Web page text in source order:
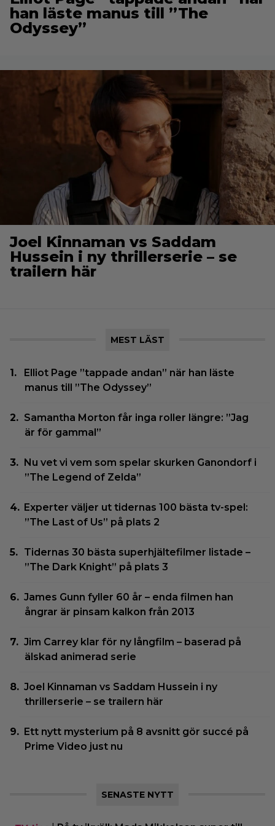
han läste manus till ”The
Odyssey”
Joel Kinnaman vs Saddam
Hussein i ny thrillerserie – se
trailern här
MEST LÄST
Elliot Page ”tappade andan” när han läste
manus till ”The Odyssey”
Samantha Morton får inga roller längre: ”Jag
är för gammal”
Nu vet vi vem som spelar skurken Ganondorf i
”The Legend of Zelda”
Experter väljer ut tidernas 100 bästa tv-spel:
”The Last of Us” på plats 2
Tidernas 30 bästa superhjältefilmer listade –
”The Dark Knight” på plats 3
James Gunn fyller 60 år – enda filmen han
ångrar är pinsam kalkon från 2013
Jim Carrey klar för ny långfilm – baserad på
älskad animerad serie
Joel Kinnaman vs Saddam Hussein i ny
thrillerserie – se trailern här
Ett nytt mysterium på 8 avsnitt gör succé på
Prime Video just nu
SENASTE NYTT